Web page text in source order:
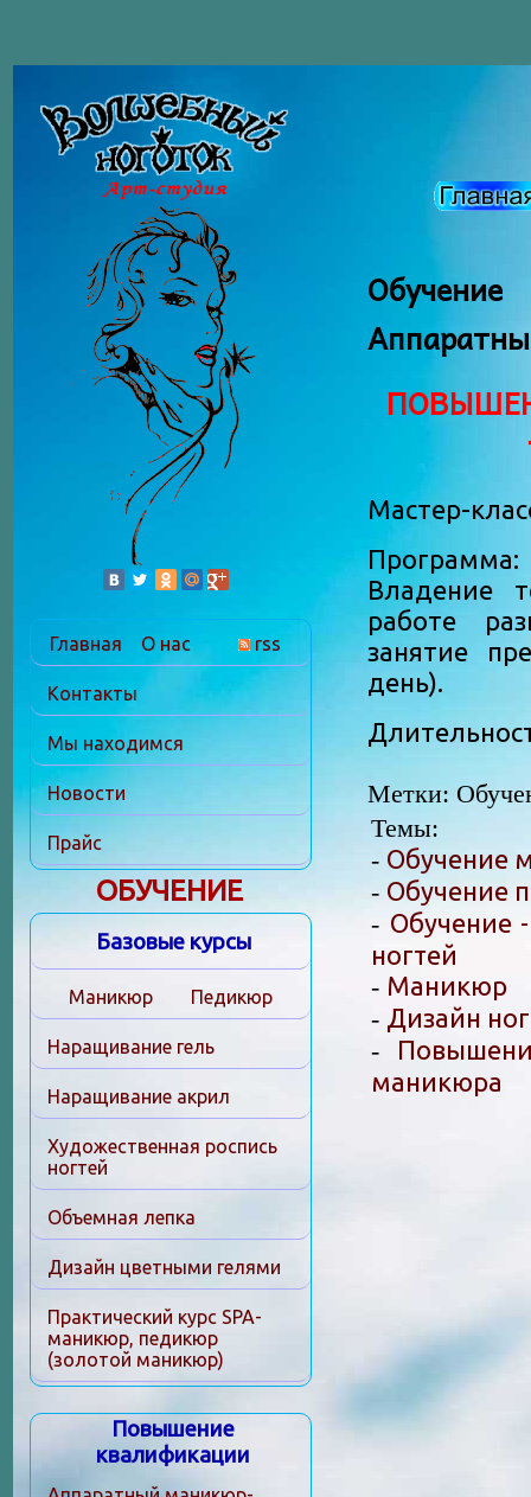
Мастер-
Владение
работе
занятие
день).
Метки:
Темы:
- Обучение
- Обучение
- Обучение
ногтей
- Маникюр
- Дизайн
-
маникюра
Главная О нас rss
Контакты
Мы находимся
Новости
Прайс
ОБУЧЕНИЕ
Базовые курсы
Маникюр Педикюр
Наращивание гель
Наращивание акрил
Художественная роспись
ногтей
Объемная лепка
Дизайн цветными гелями
Практический курс SPA-
маникюр, педикюр
(золотой маникюр)
Повышение
квалификации